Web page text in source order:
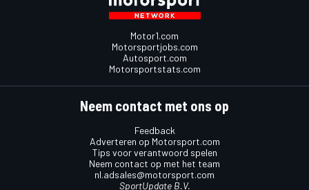
Motor1.com
Motorsportjobs.com
Autosport.com
Motorsportstats.com
Neem contact met ons op
Feedback
Adverteren op Motorsport.com
Tips voor verantwoord spelen
Neem contact op met het team
nl.adsales@motorsport.com
SportUpdate B.V.